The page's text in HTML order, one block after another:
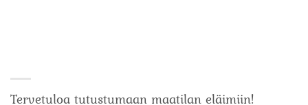
Tervetuloa tutustumaan maatilan eläimiin!